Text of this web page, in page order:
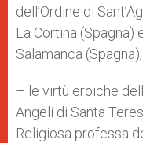
dell’Ordine di
La Cortina (Spagna)
Salamanca (Spagna);
– le virtù eroiche
Angeli di Santa
Religiosa professa